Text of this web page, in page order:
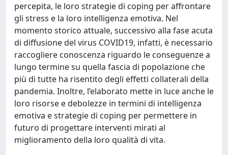
percepita, le loro strategie di coping per affrontare
gli stress e la loro intelligenza emotiva. Nel
momento storico attuale, successivo alla fase acuta
di diffusione del virus COVID19, infatti, è necessario
raccogliere conoscenza riguardo le conseguenze a
lungo termine su quella fascia di popolazione che
più di tutte ha risentito degli effetti collaterali della
pandemia. Inoltre, l’elaborato mette in luce anche le
loro risorse e debolezze in termini di intelligenza
emotiva e strategie di coping per permettere in
futuro di progettare interventi mirati al
miglioramento della loro qualità di vita.